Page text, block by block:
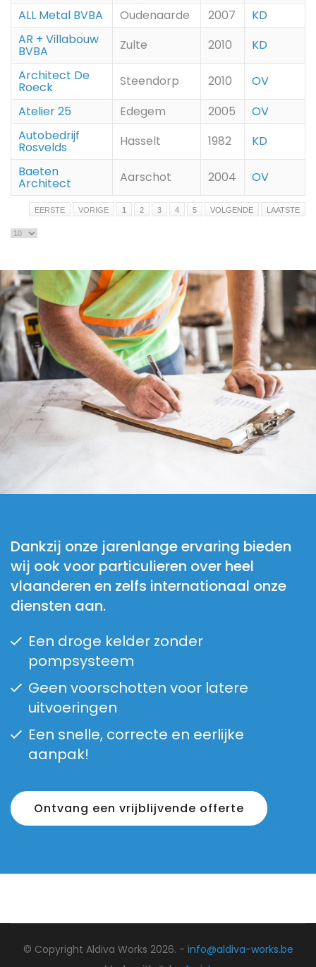
ALL Metal BVBA Oudenaarde 2007
KD
AR + Villabouw
BVBA Zulte 2010
KD
Architect De
Roeck Steendorp 2010
OV
Atelier 25
Edegem 2005
OV
Autobedrijf
Rosvelds Hasselt 1982
KD
Baeten
Architect Aarschot 2004 OV
EERSTE VORIGE 1 2 3 4 5 VOLGENDE LAATSTE
Dankzij onze jarenlange ervaring bieden
wij ook voor particulieren over heel
vlaanderen en zelfs internationaal onze
diensten aan.
Een droge kelder zonder
pompsysteem
Geen voorschotten voor latere
uitvoeringen
Een snelle, correcte en eerlijke
aanpak!
Ontvang een vrijblijvende offerte
© Copyright Aldiva Works 2026. - info@aldiva-works.be